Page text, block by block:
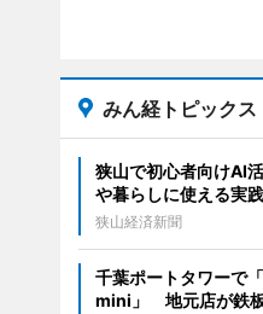
みん経トピックス
狭山で初心者向けAI
や暮らしに使える実
狭山経済新聞
千葉ポートタワーで
mini」 地元店が鉄